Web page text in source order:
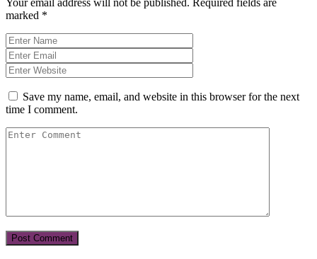
Your email address will not be published. Required fields are
marked *
Save my name, email, and website in this browser for the next
time I comment.